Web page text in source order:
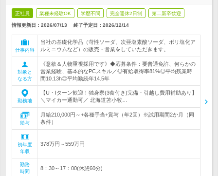
正社員 業種未経験OK 学歴不問 完全週休2日制 第二新卒歓迎
情報更新日：2026/07/13 終了予定日： 2026/12/14
仕事内容
当社の基礎化学品（苛性ソーダ、次亜塩素酸ソーダ、ポリ塩化ア
ルミニウムなど）の販売・営業をしていただきます。
対象と
なる方
《意欲＆人物重視採用です》◆応募条件：要普通免許、何らかの
営業経験、基本的なPCスキル／◎有給取得率81%◎平均残業時
間10.13h◎平均勤続年14.5年
勤務地
【U・Iターン歓迎！独身寮(3食付き)完備・引越し費用補助あり】
＼マイカー通勤可／ 北海道苫小牧…
給与
月給210,000円～+各種手当+賞与（年2回）※試用期間2か月（同
条件）
初年度
年収
378万円～559万円
勤務
時間
8：30～17：00(休憩60分)